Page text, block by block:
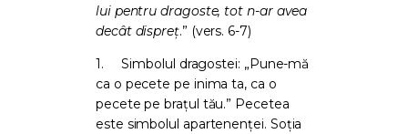
lui pentru dragoste, tot n-ar avea
decât dispreț.” (vers. 6-7)
1.
Simbolul dragostei: „Pune-mă
ca o pecete pe inima ta, ca o
pecete pe brațul tău.” Pecetea
este simbolul apartenenței. Soția